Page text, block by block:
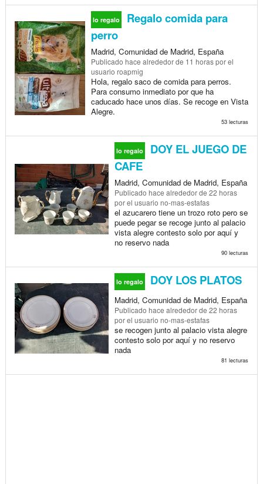
lo regalo
Regalo comida para
perro
Madrid, Comunidad de Madrid, España
Publicado hace alrededor de 11 horaspor el
usuario roapmig
Hola, regalo saco de comida para perros.
Para consumo inmediato por que ha
caducado hace unos días. Se recoge en Vista
Alegre.
53 lecturas
lo regalo
DOY EL JUEGO DE
CAFE
Madrid, Comunidad de Madrid, España
Publicado hace alrededor de 22 horas
por el usuario no-mas-estafas
el azucarero tiene un trozo roto pero se
puede pegar se recoge junto al palacio
vista alegre contesto solo por aquí y
no reservo nada
90 lecturas
lo regalo DOY LOS PLATOS
Madrid, Comunidad de Madrid, España
Publicado hace alrededor de 22 horas
por el usuario no-mas-estafas
se recogen junto al palacio vista alegre
contesto solo por aquí y no reservo
nada
81 lecturas